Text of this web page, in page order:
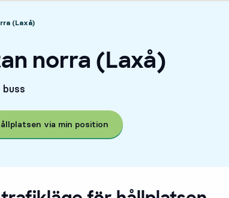
(Laxå)
norra (Laxå)
buss
via min position